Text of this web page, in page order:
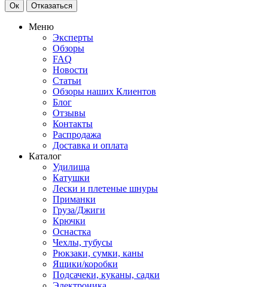
Ок Отказаться
Меню
Эксперты
Обзоры
FAQ
Новости
Статьи
Обзоры наших Клиентов
Блог
Отзывы
Контакты
Распродажа
Доставка и оплата
Каталог
Удилища
Катушки
Лески и плетеные шнуры
Приманки
Груза/Джиги
Крючки
Оснастка
Чехлы, тубусы
Рюкзаки, сумки, каны
Ящики/коробки
Подсачеки, куканы, садки